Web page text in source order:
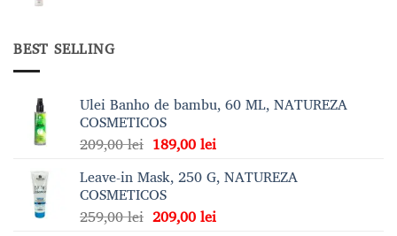
BEST SELLING
Ulei Banho de bambu, 60 ML, NATUREZA
COSMETICOS
209,00lei Prețul
a
fost:
209,00 lei.
189,00leiPrețul
este:
Leave-in Mask, 250 G, NATUREZA
COSMETICOS
259,00lei Prețul
209,00leiPrețul